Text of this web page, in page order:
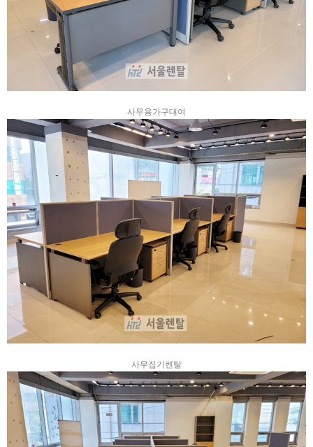
사무용가구대여
사무집기렌탈